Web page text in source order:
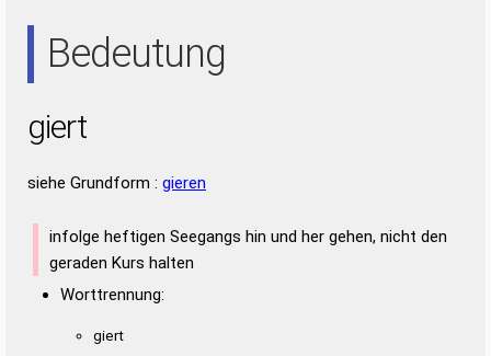
Bedeutung
giert
siehe Grundform : gieren
infolge heftigen Seegangs hin und her gehen, nicht den
geraden Kurs halten
Worttrennung:
giert